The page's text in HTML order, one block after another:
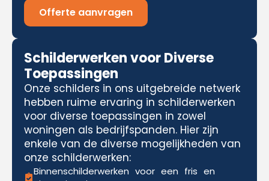
Offerte aanvragen
Schilderwerken voor Diverse
Toepassingen
Onze schilders in ons uitgebreide netwerk
hebben ruime ervaring in schilderwerken
voor diverse toepassingen in zowel
woningen als bedrijfspanden. Hier zijn
enkele van de diverse mogelijkheden van
onze schilderwerken:
Binnenschilderwerken voor een fris en